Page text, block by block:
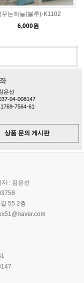
꾸는하늘(블루)-K1102
6,000원
은선
04-008147
7564-61
상품 문의 게시판
: 김은선
55 2층